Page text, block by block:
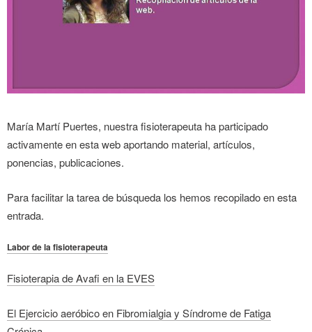
María Martí Puertes, nuestra fisioterapeuta ha participado
activamente en esta web aportando material, artículos,
ponencias, publicaciones.
Para facilitar la tarea de búsqueda los hemos recopilado en esta
entrada.
Labor de la fisioterapeuta
Fisioterapia de Avafi en la EVES
El Ejercicio aeróbico en Fibromialgia y Síndrome de Fatiga